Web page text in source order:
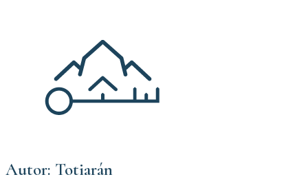
Autor: Totiarán